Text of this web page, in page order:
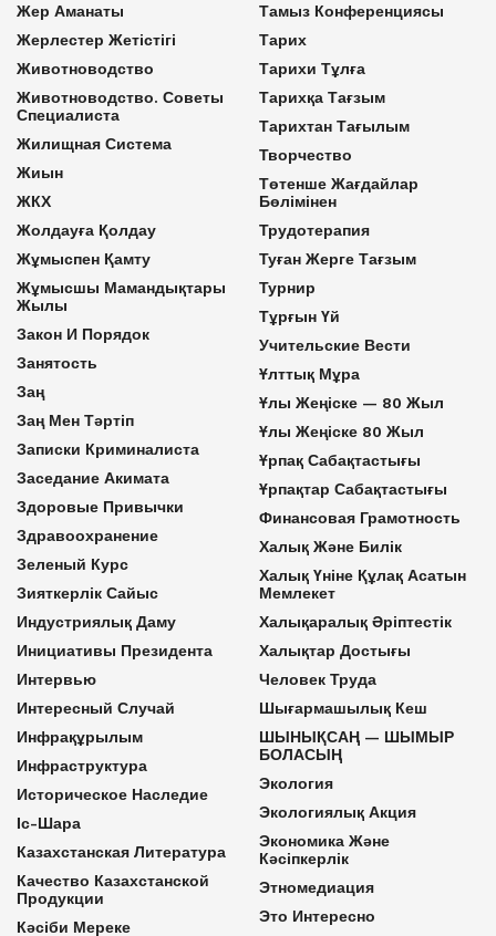
Жер Аманаты
Жерлестер Жетістігі
Животноводство
Животноводство. Советы
Специалиста
Жилищная Система
Жиын
ЖКХ
Жолдауға Қолдау
Жұмыспен Қамту
Жұмысшы Мамандықтары
Жылы
Закон И Порядок
Занятость
Заң
Заң Мен Тәртіп
Записки Криминалиста
Заседание Акимата
Здоровые Привычки
Здравоохранение
Зеленый Курс
Зияткерлік Сайыс
Индустриялық Даму
Инициативы Президента
Интервью
Интересный Случай
Инфрақұрылым
Инфраструктура
Историческое Наследие
Іс-Шара
Казахстанская Литература
Качество Казахстанской
Продукции
Кәсіби Мереке
Тамыз Конференциясы
Тарих
Тарихи Тұлға
Тарихқа Тағзым
Тарихтан Тағылым
Творчество
Төтенше Жағдайлар
Бөлімінен
Трудотерапия
Туған Жерге Тағзым
Турнир
Тұрғын Үй
Учительские Вести
Ұлттық Мұра
Ұлы Жеңіске — 80 Жыл
Ұлы Жеңіске 80 Жыл
Ұрпақ Сабақтастығы
Ұрпақтар Сабақтастығы
Финансовая Грамотность
Халық Және Билік
Халық Үніне Құлақ Асатын
Мемлекет
Халықаралық Әріптестік
Халықтар Достығы
Человек Труда
Шығармашылық Кеш
ШЫНЫҚСАҢ — ШЫМЫР
БОЛАСЫҢ
Экология
Экологиялық Акция
Экономика Және
Кәсіпкерлік
Этномедиация
Это Интересно